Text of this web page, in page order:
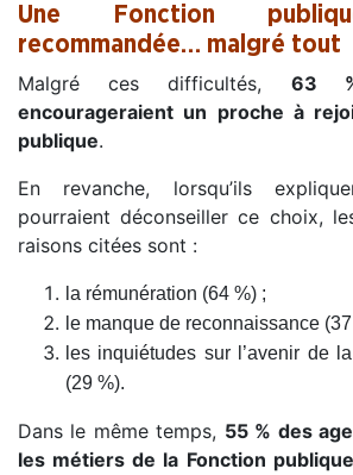
Une Fonction
recommandée… malgré tout
Malgré ces difficultés, 63
encourageraient un proche à
publique.
En revanche, lorsqu’ils
pourraient déconseiller ce choix,
raisons citées sont :
la rémunération (64 %) ;
le manque de reconnaissance
les inquiétudes sur l’avenir de
(29 %).
Dans le même temps, 55 % des
les métiers de la Fonction